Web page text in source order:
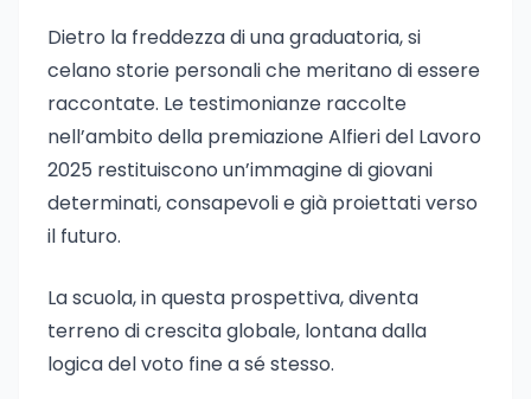
Dietro la freddezza di una graduatoria, si
celano storie personali che meritano di essere
raccontate. Le testimonianze raccolte
nell’ambito della premiazione Alfieri del Lavoro
2025 restituiscono un’immagine di giovani
determinati, consapevoli e già proiettati verso
il futuro.
La scuola, in questa prospettiva, diventa
terreno di crescita globale, lontana dalla
logica del voto fine a sé stesso.